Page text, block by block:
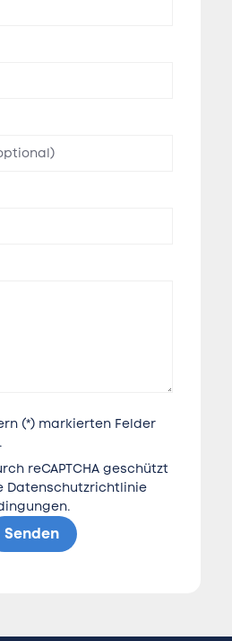
(*) markierten Felder
reCAPTCHA geschützt
Datenschutzrichtlinie
.
Senden